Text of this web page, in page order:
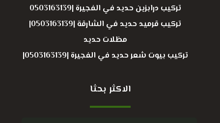
تركيب درابزين حديد في الفجيرة |0503163139
تركيب قرميد حديد في الشارقة |0503163139|
مظلات حديد
تركيب بيوت شعر حديد في الفجيرة |0503163139|
الاكثر بحثا